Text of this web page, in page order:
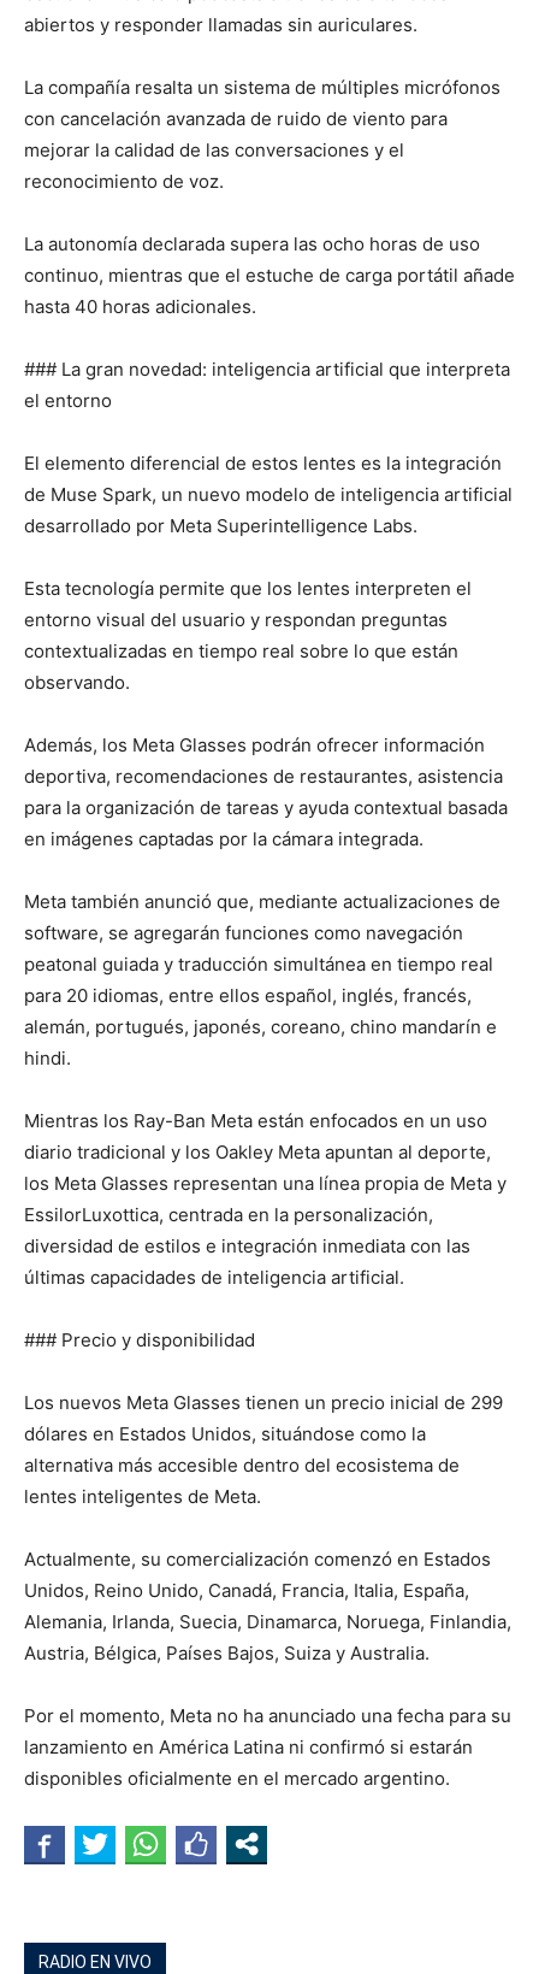
abiertos y responder llamadas sin auriculares.
La compañía resalta un sistema de múltiples micrófonos
con cancelación avanzada de ruido de viento para
mejorar la calidad de las conversaciones y el
reconocimiento de voz.
La autonomía declarada supera las ocho horas de uso
continuo, mientras que el estuche de carga portátil añade
hasta 40 horas adicionales.
### La gran novedad: inteligencia artificial que interpreta
el entorno
El elemento diferencial de estos lentes es la integración
de Muse Spark, un nuevo modelo de inteligencia artificial
desarrollado por Meta Superintelligence Labs.
Esta tecnología permite que los lentes interpreten el
entorno visual del usuario y respondan preguntas
contextualizadas en tiempo real sobre lo que están
observando.
Además, los Meta Glasses podrán ofrecer información
deportiva, recomendaciones de restaurantes, asistencia
para la organización de tareas y ayuda contextual basada
en imágenes captadas por la cámara integrada.
Meta también anunció que, mediante actualizaciones de
software, se agregarán funciones como navegación
peatonal guiada y traducción simultánea en tiempo real
para 20 idiomas, entre ellos español, inglés, francés,
alemán, portugués, japonés, coreano, chino mandarín e
hindi.
Mientras los Ray-Ban Meta están enfocados en un uso
diario tradicional y los Oakley Meta apuntan al deporte,
los Meta Glasses representan una línea propia de Meta y
EssilorLuxottica, centrada en la personalización,
diversidad de estilos e integración inmediata con las
últimas capacidades de inteligencia artificial.
### Precio y disponibilidad
Los nuevos Meta Glasses tienen un precio inicial de 299
dólares en Estados Unidos, situándose como la
alternativa más accesible dentro del ecosistema de
lentes inteligentes de Meta.
Actualmente, su comercialización comenzó en Estados
Unidos, Reino Unido, Canadá, Francia, Italia, España,
Alemania, Irlanda, Suecia, Dinamarca, Noruega, Finlandia,
Austria, Bélgica, Países Bajos, Suiza y Australia.
Por el momento, Meta no ha anunciado una fecha para su
lanzamiento en América Latina ni confirmó si estarán
disponibles oficialmente en el mercado argentino.
RADIO EN VIVO